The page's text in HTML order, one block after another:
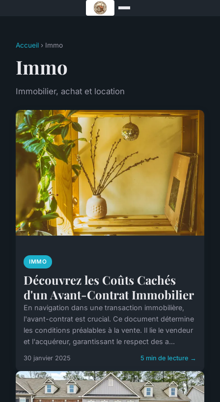
Accueil › Immo
Immo
Immobilier, achat et location
IMMO
Découvrez les Coûts Cachés
d'un Avant-Contrat Immobilier
En navigation dans une transaction immobilière,
l'avant-contrat est crucial. Ce document détermine
les conditions préalables à la vente. Il lie le vendeur
et l'acquéreur, garantissant le respect des a...
30 janvier 2025 5 min de lecture →